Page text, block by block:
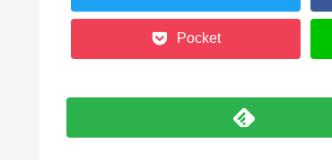
Pocket